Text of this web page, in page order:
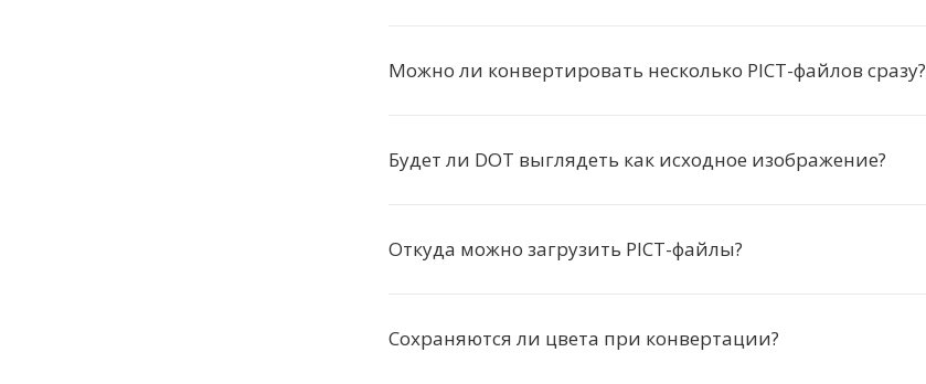
Можно ли конвертировать несколько PICT-файлов сразу?
Будет ли DOT выглядеть как исходное изображение?
Откуда можно загрузить PICT-файлы?
Сохраняются ли цвета при конвертации?